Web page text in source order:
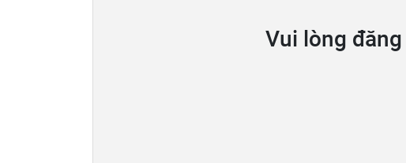
Vui lòng